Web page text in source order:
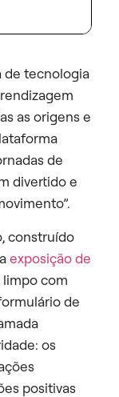
de tecnologia
as origens e
de
divertido e
construído
exposição de
limpo com
de
os
positivas